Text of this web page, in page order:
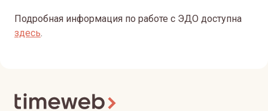
Подробная информация по работе с ЭДО доступна
здесь.